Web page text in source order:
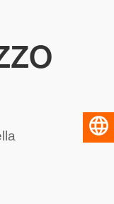
Italiano